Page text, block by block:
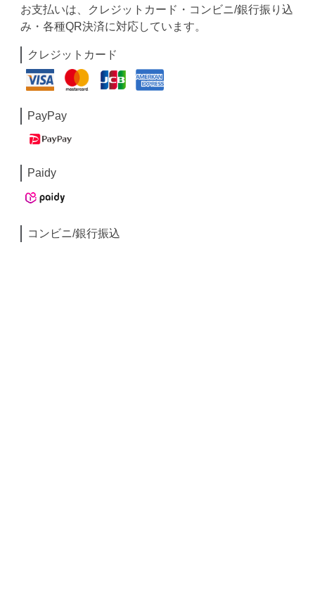
お支払いは、クレジットカード・コンビニ/銀行振り込
み・各種QR決済に対応しています。
クレジットカード
PayPay
Paidy
コンビニ/銀行振込